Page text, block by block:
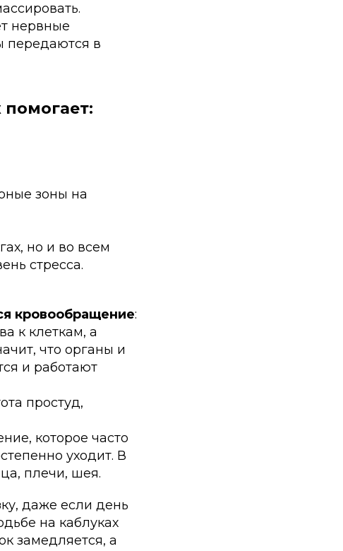
нервные
передаются в
зоны на
но и во всем
стресса.
кровообращение:
к клеткам, а
что органы и
и работают
простуд,
которое часто
уходит. В
плечи, шея.
даже если день
на каблуках
замедляется, а